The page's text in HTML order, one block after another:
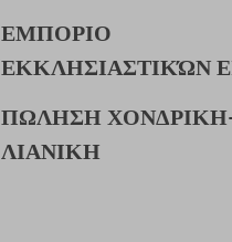
ΕΜΠΟΡΙΟ
ΕΚΚΛΗΣΙΑΣΤΙΚΏΝ
ΠΩΛΗΣΗ
ΛΙΑΝΙΚΗ